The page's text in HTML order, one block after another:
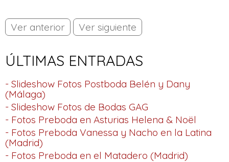
Ver anterior Ver siguiente
ÚLTIMAS ENTRADAS
- Slideshow Fotos Postboda Belén y Dany
(Málaga)
- Slideshow Fotos de Bodas GAG
- Fotos Preboda en Asturias Helena & Noël
- Fotos Preboda Vanessa y Nacho en la Latina
(Madrid)
- Fotos Preboda en el Matadero (Madrid)